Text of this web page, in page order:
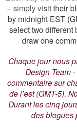
– simply visit their
by midnight EST
select two different
draw one
Chaque jour nous
Design Team
commentaire sur
de l’est (GMT-5).
Durant les cinq
des blogues